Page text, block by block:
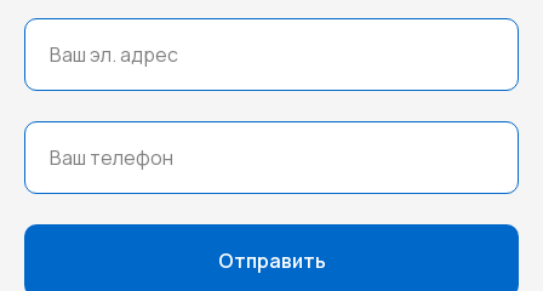
Отправить